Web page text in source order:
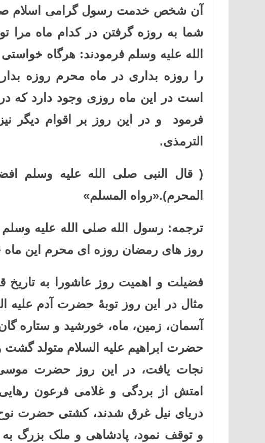
آن شخص خدمت رسول گرامی اسلام
شما به روزه گرفتن در کدام ماه
الله علیه وسلم فرمودند: هرگاه
را روزه بداری در ماه محرم روزه
است در این ماه روزی وجود دارد که
فرمود و در این روز بر اقوام دیگر
الترمذی.
(قال النبی صلی الله علیه وسلم
المحرم).«رواه المسلم»
ترجمه: رسول الله صلی الله علیه
روز های رمضان روزه ای محرم این
فضیلت و اهمیت روز عاشورا به تاریخ
مثال در این روز توبۀ حضرت آدم
آسمان، زمین، ماه، خورشید و ستاره
حضرت ابراهیم علیه السلام متولد
نجات یافت، در این روز حضرت موسی
امتش از بردگی و غلامی فرعون
دریای نیل غرق شدند، کشتی حضرت نوح
و توقف نمود، پادشاهی و ملک بزرگ